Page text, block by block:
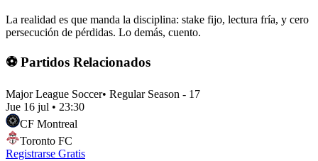
La realidad es que manda la disciplina: stake fijo, lectura fría, y cero
persecución de pérdidas. Lo demás, cuento.
⚽ Partidos Relacionados
Major League Soccer• Regular Season - 17
Jue 16 jul • 23:30
CF Montreal
Toronto FC
Registrarse Gratis